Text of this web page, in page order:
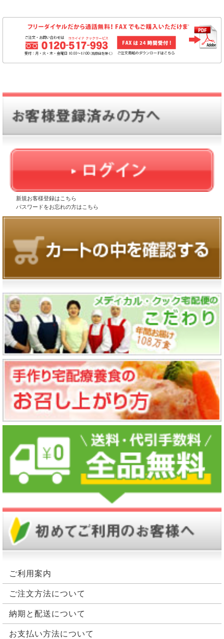
新規お客様登録はこちら
パスワードをお忘れの方はこちら
ご利用案内
ご注文方法について
納期と配送について
お支払い方法について